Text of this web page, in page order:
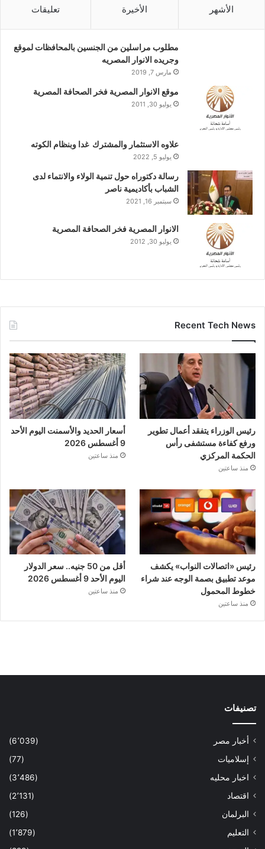
الأشهر الأخيرة تعليقات
مطلوب مراسلين من الجنسين بالمحافظات لموقع
وجريده الانوار المصريه
مارس 7, 2019
موقع الانوار المصرية فخر الصحافة المصرية
يوليو 30, 2011
علاوه الاستثمار والمشترك غدا وبنظام الكوته
يوليو 5, 2022
رسالة دكتوراه حول تنمية الولاء والانتماء لدى
الشباب بأكاديمية ناصر
سبتمبر 16, 2021
الانوار المصرية فخر الصحافة المصرية
يوليو 30, 2012
Recent Tech News
رئيس الوزراء يتفقد أعمال تطوير
ورفع كفاءة مستشفى رأس
الحكمة المركزي
منذ ساعتين
أسعار الحديد والأسمنت اليوم الأحد
9 أغسطس 2026
منذ ساعتين
رئيس «اتصالات النواب» يكشف
موعد تطبيق بصمة الوجه عند شراء
خطوط المحمول
منذ ساعتين
أقل من 50 جنيه.. سعر الدولار
اليوم الأحد 9 أغسطس 2026
منذ ساعتين
تصنيفات
أخبار مصر
(6٬039)
إسلاميات
(77)
اخبار محليه
(3٬486)
اقتصاد
(2٬131)
البرلمان
(126)
التعليم
(1٬879)